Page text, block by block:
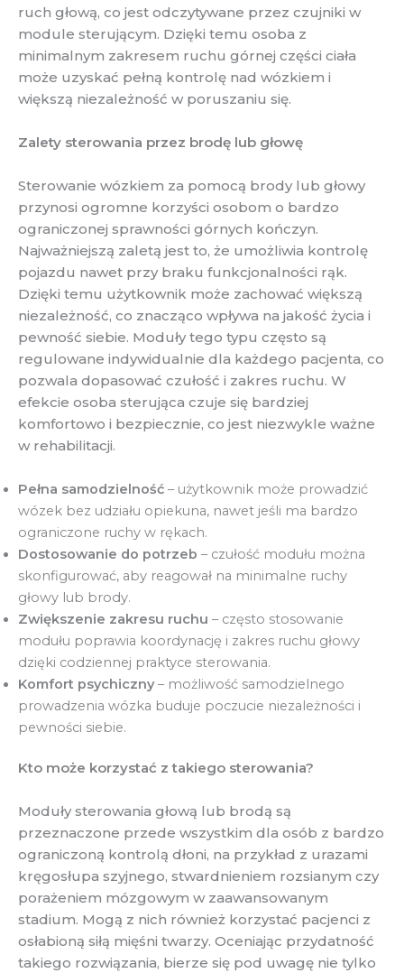
ruch głową, co jest odczytywane przez czujniki w
module sterującym. Dzięki temu osoba z
minimalnym zakresem ruchu górnej części ciała
może uzyskać pełną kontrolę nad wózkiem i
większą niezależność w poruszaniu się.
Zalety sterowania przez brodę lub głowę
Sterowanie wózkiem za pomocą brody lub głowy
przynosi ogromne korzyści osobom o bardzo
ograniczonej sprawności górnych kończyn.
Najważniejszą zaletą jest to, że umożliwia kontrolę
pojazdu nawet przy braku funkcjonalności rąk.
Dzięki temu użytkownik może zachować większą
niezależność, co znacząco wpływa na jakość życia i
pewność siebie. Moduły tego typu często są
regulowane indywidualnie dla każdego pacjenta, co
pozwala dopasować czułość i zakres ruchu. W
efekcie osoba sterująca czuje się bardziej
komfortowo i bezpiecznie, co jest niezwykle ważne
w rehabilitacji.
Pełna samodzielność – użytkownik może prowadzić
wózek bez udziału opiekuna, nawet jeśli ma bardzo
ograniczone ruchy w rękach.
Dostosowanie do potrzeb – czułość modułu można
skonfigurować, aby reagował na minimalne ruchy
głowy lub brody.
Zwiększenie zakresu ruchu – często stosowanie
modułu poprawia koordynację i zakres ruchu głowy
dzięki codziennej praktyce sterowania.
Komfort psychiczny– możliwość samodzielnego
prowadzenia wózka buduje poczucie niezależności i
pewności siebie.
Kto może korzystać z takiego sterowania?
Moduły sterowania głową lub brodą są
przeznaczone przede wszystkim dla osób z bardzo
ograniczoną kontrolą dłoni, na przykład z urazami
kręgosłupa szyjnego, stwardnieniem rozsianym czy
porażeniem mózgowym w zaawansowanym
stadium. Mogą z nich również korzystać pacjenci z
osłabioną siłą mięśni twarzy. Oceniając przydatność
takiego rozwiązania, bierze się pod uwagę nie tylko